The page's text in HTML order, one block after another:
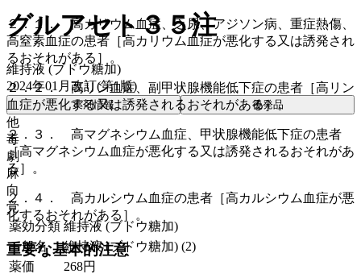
２．１． 高カリウム血症、乏尿、アジソン病、重症熱傷、
高窒素血症の患者［高カリウム血症が悪化する又は誘発され
るおそれがある］。
２．２． 高リン血症、副甲状腺機能低下症の患者［高リン
血症が悪化する又は誘発されるおそれがある］。
２．３． 高マグネシウム血症、甲状腺機能低下症の患者
［高マグネシウム血症が悪化する又は誘発されるおそれがあ
る］。
２．４． 高カルシウム血症の患者［高カルシウム血症が悪
化するおそれがある］。
重要な基本的注意
グルアセト３５注
維持液 (ブドウ糖加)
2024年01月改訂(第1版)
薬剤情報 後発品
他
毒
劇
麻
向
覚
薬効分類 維持液 (ブドウ糖加)
一般名
維持液 (ブドウ糖加) (2)
薬価
268円